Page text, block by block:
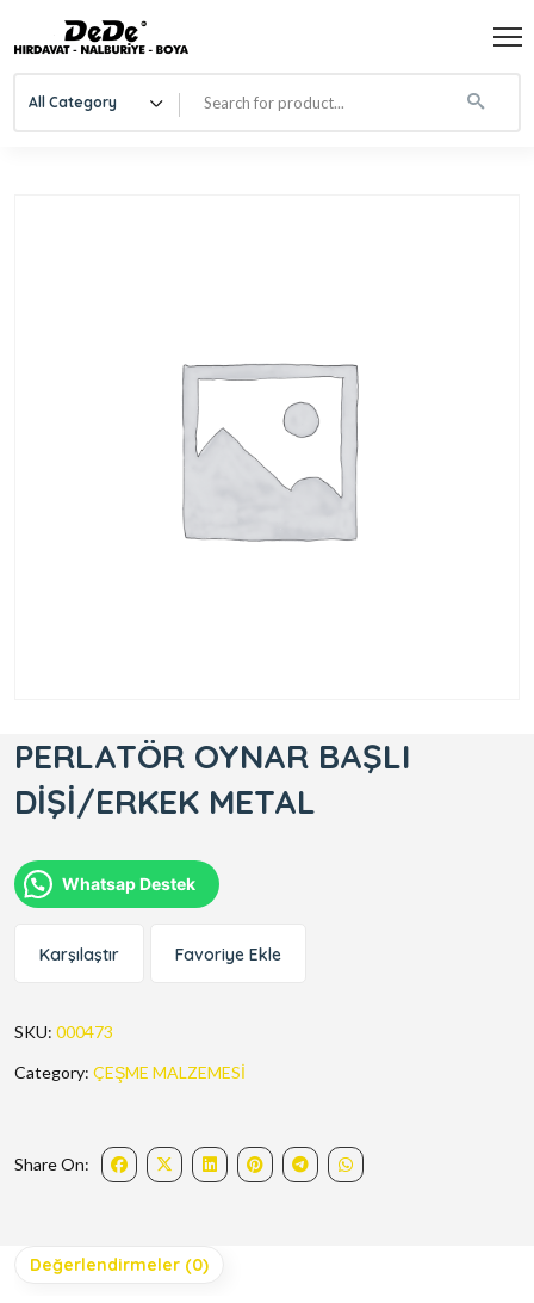
All Category
PERLATÖR OYNAR BAŞLI
DİŞİ/ERKEK METAL
Whatsap Destek
Karşılaştır Favoriye Ekle
SKU: 000473
Category: ÇEŞME MALZEMESİ
Share On:
Değerlendirmeler (0)